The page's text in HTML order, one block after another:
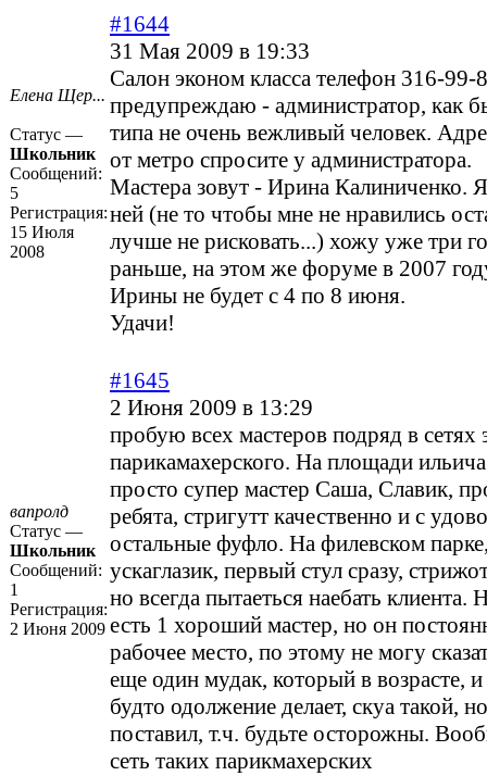
Елена Щер...
Статус —
Школьник
Сообщений:
5
Регистрация:
15 Июля
2008
#1644
31 Мая 2009 в 19:33
Салон эконом класса телефон 316-99-
предупреждаю - администратор, как
типа не очень вежливый человек.
от метро спросите у администратора.
Мастера зовут - Ирина Калиниченко.
ней (не то чтобы мне не нравились
лучше не рисковать...) хожу уже три
раньше, на этом же форуме в 2007
Ирины не будет с 4 по 8 июня.
Удачи!
вапролд
Статус —
Школьник
Сообщений:
1
Регистрация:
2 Июня 2009
#1645
2 Июня 2009 в 13:29
пробую всех мастеров подряд в сетях
парикамахерского. На площади
просто супер мастер Саша, Славик,
ребята, стригутт качественно и с
остальные фуфло. На филевском
ускаглазик, первый стул сразу,
но всегда пытаеться наебать
есть 1 хороший мастер, но он
рабочее место, по этому не могу
еще один мудак, который в возрасте,
будто одолжение делает, скуа такой,
поставил, т.ч. будьте осторожны.
сеть таких парикмахерских